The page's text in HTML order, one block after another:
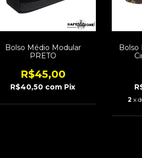
Bolso Médio Modular
PRETO
R$45,00
R$40,50 com Pix
Bolso
2 x